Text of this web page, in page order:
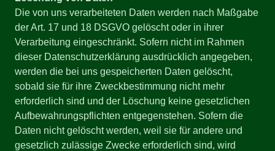
Die von uns verarbeiteten Daten werden nach Maßgabe
der Art. 17 und 18 DSGVO gelöscht oder in ihrer
Verarbeitung eingeschränkt. Sofern nicht im Rahmen
dieser Datenschutzerklärung ausdrücklich angegeben,
werden die bei uns gespeicherten Daten gelöscht,
sobald sie für ihre Zweckbestimmung nicht mehr
erforderlich sind und der Löschung keine gesetzlichen
Aufbewahrungspflichten entgegenstehen. Sofern die
Daten nicht gelöscht werden, weil sie für andere und
gesetzlich zulässige Zwecke erforderlich sind, wird